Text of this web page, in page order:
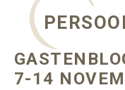
7-14